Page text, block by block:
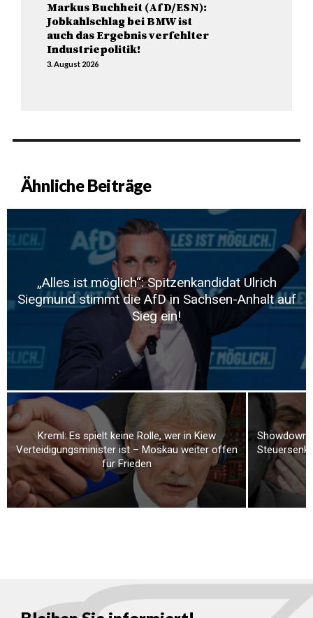
Markus Buchheit (AfD/ESN):
Jobkahlschlag bei BMW ist
auch das Ergebnis verfehlter
Industriepolitik!
3. August 2026
Ähnliche Beiträge
„Alles ist möglich“: Spitzenkandidat Ulrich
Siegmund stimmt die AfD in Sachsen-Anhalt auf
Sieg ein!
Kreml: Es spielt keine Rolle, wer in Kiew
Verteidigungsminister ist – Moskau weiter offen
für Frieden
Showdown